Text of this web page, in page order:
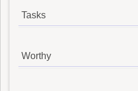
Tasks
Worthy